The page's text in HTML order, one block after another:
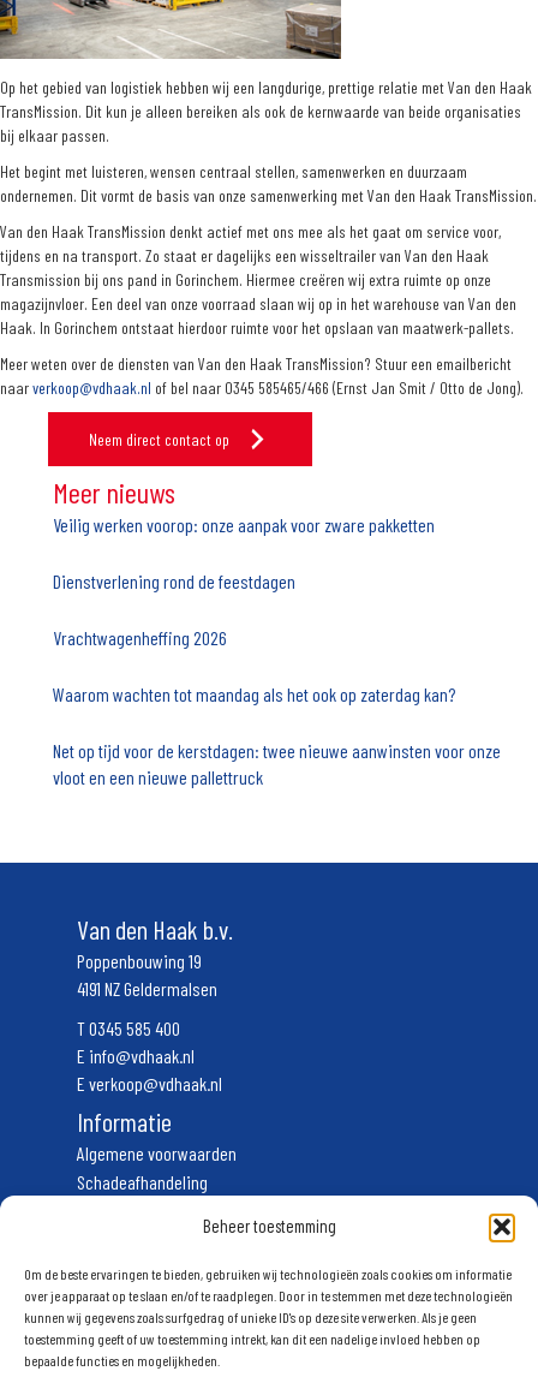
Beheer toestemming
Om de beste ervaringen te bieden, gebruiken wij technologieën zoals cookies om informatie
over je apparaat op te slaan en/of te raadplegen. Door in te stemmen met deze technologieën
kunnen wij gegevens zoals surfgedrag of unieke ID's op deze site verwerken. Als je geen
toestemming geeft of uw toestemming intrekt, kan dit een nadelige invloed hebben op
bepaalde functies en mogelijkheden.
Op het gebied van logistiek hebben wij een langdurige, prettige relatie met Van den Haak
TransMission. Dit kun je alleen bereiken als ook de kernwaarde van beide organisaties
bij elkaar passen.
Het begint met luisteren, wensen centraal stellen, samenwerken en duurzaam
ondernemen. Dit vormt de basis van onze samenwerking met Van den Haak TransMission.
Van den Haak TransMission denkt actief met ons mee als het gaat om service voor,
tijdens en na transport. Zo staat er dagelijks een wisseltrailer van Van den Haak
Transmission bij ons pand in Gorinchem. Hiermee creëren wij extra ruimte op onze
magazijnvloer. Een deel van onze voorraad slaan wij op in het warehouse van Van den
Haak. In Gorinchem ontstaat hierdoor ruimte voor het opslaan van maatwerk-pallets.
Meer weten over de diensten van Van den Haak TransMission? Stuur een emailbericht
naarverkoop@vdhaak.nl of bel naar 0345 585465/466 (Ernst Jan Smit / Otto de Jong).
Neem direct contact op
Meer nieuws
Veilig werken voorop: onze aanpak voor zware pakketten
Dienstverlening rond de feestdagen
Vrachtwagenheffing 2026
Waarom wachten tot maandag als het ook op zaterdag kan?
Net op tijd voor de kerstdagen: twee nieuwe aanwinsten voor onze
vloot en een nieuwe pallettruck
Van den Haak b.v.
Poppenbouwing 19
4191 NZ Geldermalsen
T0345 585 400
E info@vdhaak.nl
E verkoop@vdhaak.nl
Informatie
Algemene voorwaarden
Schadeafhandeling
Volg ons
Schrijf u in voor onze nieuwsbrief